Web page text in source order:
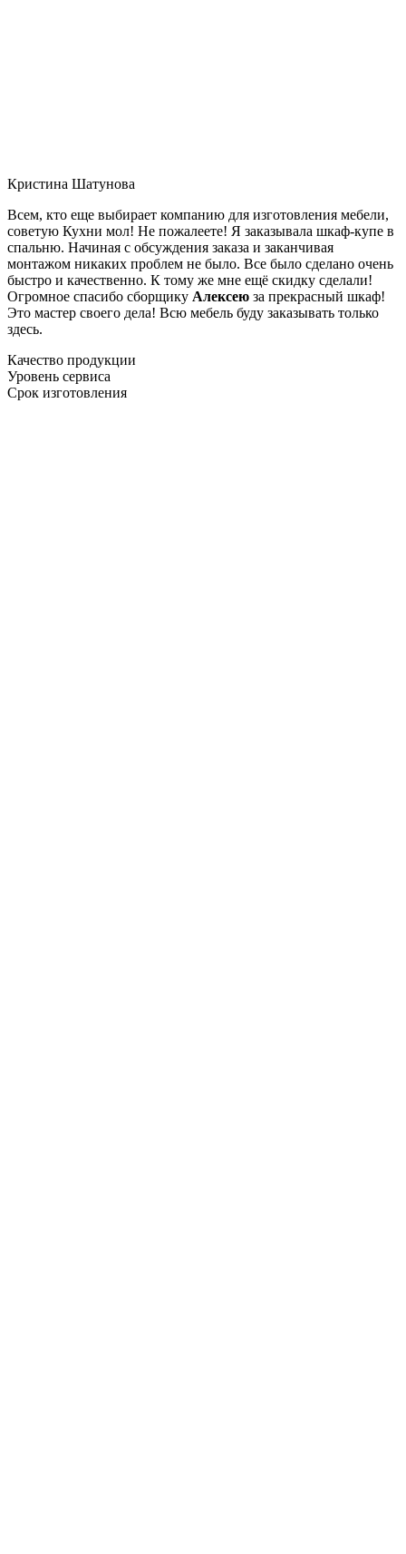
Кристина Шатунова
Всем, кто еще выбирает компанию для изготовления мебели,
советую Кухни мол! Не пожалеете! Я заказывала шкаф-купе в
спальню. Начиная с обсуждения заказа и заканчивая
монтажом никаких проблем не было. Все было сделано очень
быстро и качественно. К тому же мне ещё скидку сделали!
Огромное спасибо сборщику Алексею за прекрасный шкаф!
Это мастер своего дела! Всю мебель буду заказывать только
здесь.
Качество продукции
Уровень сервиса
Срок изготовления